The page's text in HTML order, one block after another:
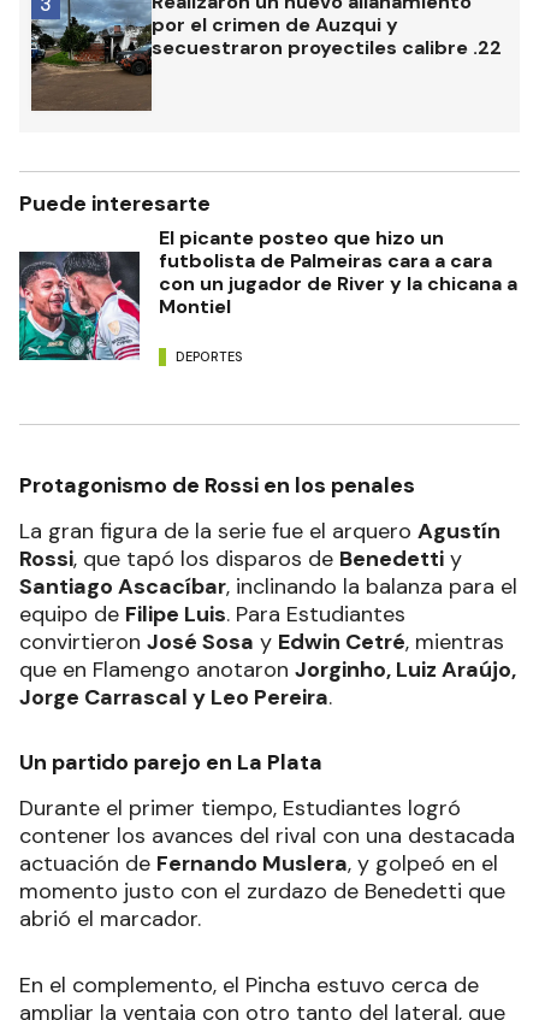
por el crimen de Auzqui y
secuestraron proyectiles calibre .22
Puede interesarte
El picante posteo que hizo un
futbolista de Palmeiras cara a cara
con un jugador de River y la chicana a
Montiel
DEPORTES
Protagonismo de Rossi en los penales
La gran figura de la serie fue el arquero Agustín
Rossi, que tapó los disparos de Benedetti y
Santiago Ascacíbar, inclinando la balanza para el
equipo de Filipe Luis. Para Estudiantes
convirtieron José Sosa y Edwin Cetré, mientras
que en Flamengo anotaron Jorginho, Luiz Araújo,
Jorge Carrascal y Leo Pereira.
Un partido parejo en La Plata
Durante el primer tiempo, Estudiantes logró
contener los avances del rival con una destacada
actuación de Fernando Muslera, y golpeó en el
momento justo con el zurdazo de Benedetti que
abrió el marcador.
En el complemento, el Pincha estuvo cerca de
ampliar la ventaja con otro tanto del lateral, que